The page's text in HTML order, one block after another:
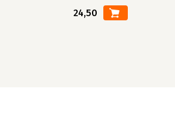
24,50